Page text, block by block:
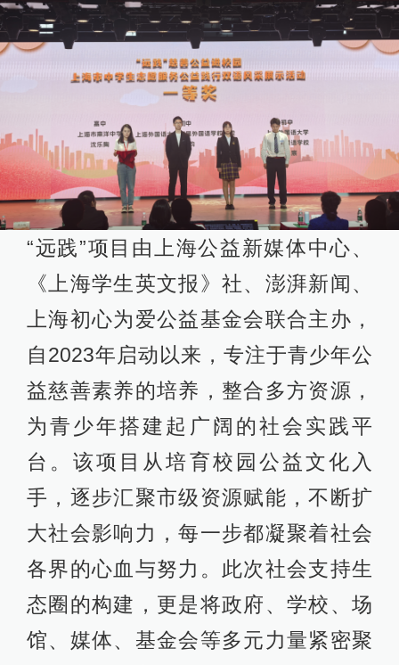
“远践”项目由上海公益新媒体中心、
《上海学生英文报》社、澎湃新闻、
上海初心为爱公益基金会联合主办，
自2023年启动以来，专注于青少年公
益慈善素养的培养，整合多方资源，
为青少年搭建起广阔的社会实践平
台。该项目从培育校园公益文化入
手，逐步汇聚市级资源赋能，不断扩
大社会影响力，每一步都凝聚着社会
各界的心血与努力。此次社会支持生
态圈的构建，更是将政府、学校、场
馆、媒体、基金会等多元力量紧密聚